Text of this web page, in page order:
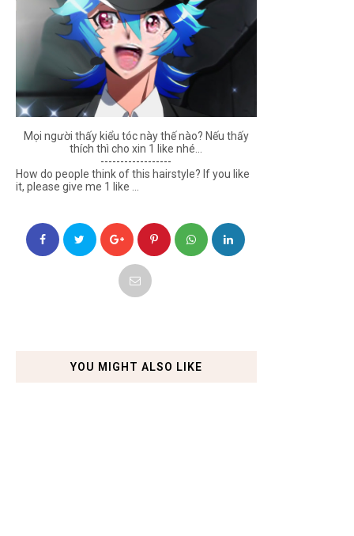
Mọi người thấy kiểu tóc này thế nào? Nếu thấy
thích thì cho xin 1 like nhé...
------------------
How do people think of this hairstyle? If you like
it, please give me 1 like ...
YOU MIGHT ALSO LIKE